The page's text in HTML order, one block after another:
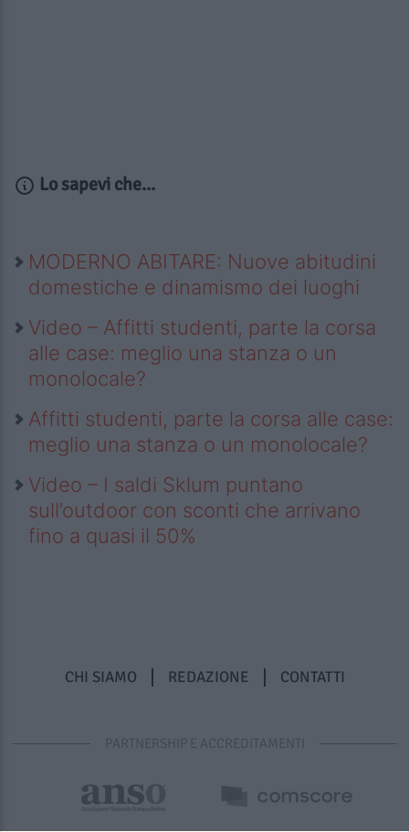
Lo sapevi che...
MODERNO ABITARE: Nuove abitudini
domestiche e dinamismo dei luoghi
Video – Affitti studenti, parte la corsa
alle case: meglio una stanza o un
monolocale?
Affitti studenti, parte la corsa alle case:
meglio una stanza o un monolocale?
Video – I saldi Sklum puntano
sull’outdoor con sconti che arrivano
fino a quasi il 50%
CHI SIAMO REDAZIONE CONTATTI
PARTNERSHIP E ACCREDITAMENTI